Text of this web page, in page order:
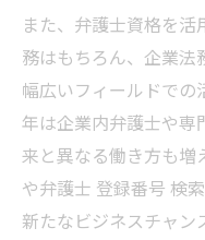
また、弁護士資格を
務はもちろん、企業
幅広いフィールドでの
年は企業内弁護士や専
来と異なる働き方も増
や弁護士 登録番号 検
新たなビジネスチャン